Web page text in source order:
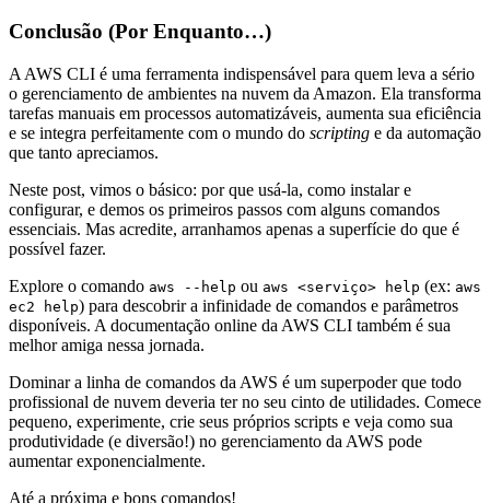
Conclusão (Por Enquanto…)
A AWS CLI é uma ferramenta indispensável para quem leva a sério
o gerenciamento de ambientes na nuvem da Amazon. Ela transforma
tarefas manuais em processos automatizáveis, aumenta sua eficiência
e se integra perfeitamente com o mundo do scripting e da automação
que tanto apreciamos.
Neste post, vimos o básico: por que usá-la, como instalar e
configurar, e demos os primeiros passos com alguns comandos
essenciais. Mas acredite, arranhamos apenas a superfície do que é
possível fazer.
Explore o comando aws --help ou aws <serviço> help (ex: aws
ec2 help) para descobrir a infinidade de comandos e parâmetros
disponíveis. A documentação online da AWS CLI também é sua
melhor amiga nessa jornada.
Dominar a linha de comandos da AWS é um superpoder que todo
profissional de nuvem deveria ter no seu cinto de utilidades. Comece
pequeno, experimente, crie seus próprios scripts e veja como sua
produtividade (e diversão!) no gerenciamento da AWS pode
aumentar exponencialmente.
Até a próxima e bons comandos!